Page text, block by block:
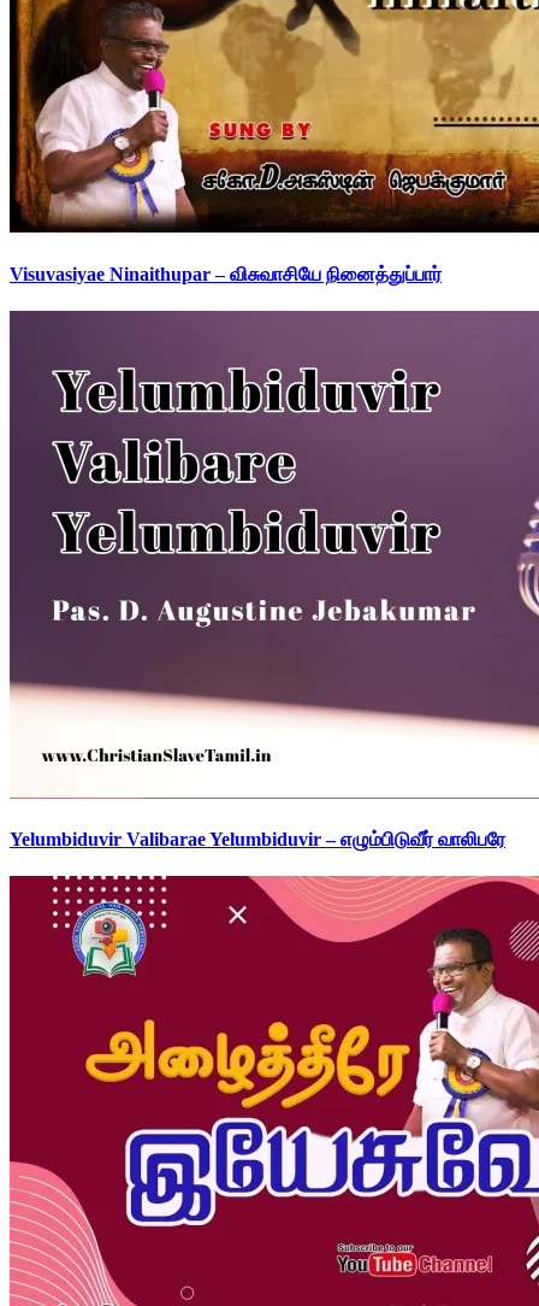
Visuvasiyae Ninaithupar – விசுவாசியே நினைத்துப்பார்
Yelumbiduvir Valibarae Yelumbiduvir – எழும்பிடுவீர் வாலிபரே